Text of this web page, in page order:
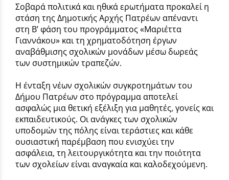
Σοβαρά πολιτικά και ηθικά ερωτήματα προκαλεί η
στάση της Δημοτικής Αρχής Πατρέων απέναντι
στη Β’ φάση του προγράμματος «Μαριέττα
Γιαννάκου» και τη χρηματοδότηση έργων
αναβάθμισης σχολικών μονάδων μέσω δωρεάς
των συστημικών τραπεζών.
Η ένταξη νέων σχολικών συγκροτημάτων του
Δήμου Πατρέων στο πρόγραμμα αποτελεί
ασφαλώς μια θετική εξέλιξη για μαθητές, γονείς και
εκπαιδευτικούς. Οι ανάγκες των σχολικών
υποδομών της πόλης είναι τεράστιες και κάθε
ουσιαστική παρέμβαση που ενισχύει την
ασφάλεια, τη λειτουργικότητα και την ποιότητα
των σχολείων είναι αναγκαία και καλοδεχούμενη.